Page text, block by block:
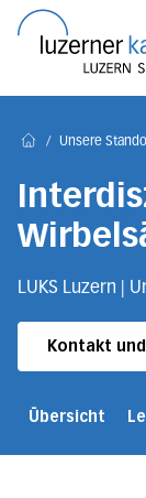
/ Unsere
LUKS Luzern |
Kontakt
Übersicht